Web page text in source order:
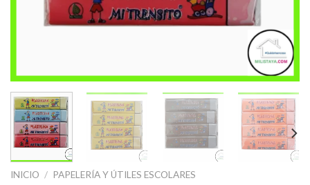
INICIO / PAPELERÍA Y ÚTILES ESCOLARES